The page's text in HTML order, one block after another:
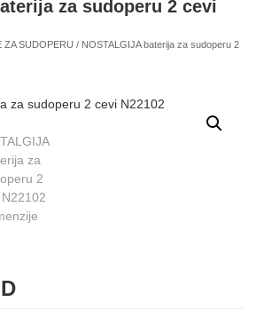
za sudoperu 2 cevi
ZA SUDOPERU / NOSTALGIJA baterija za sudoperu 2